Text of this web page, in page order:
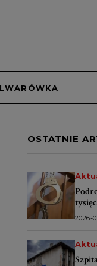
OSTATNIE
2026-